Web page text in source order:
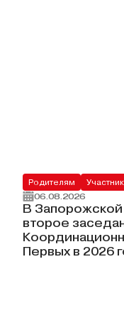
Родителям
06.08.2026
В
второе
Первых в 2026